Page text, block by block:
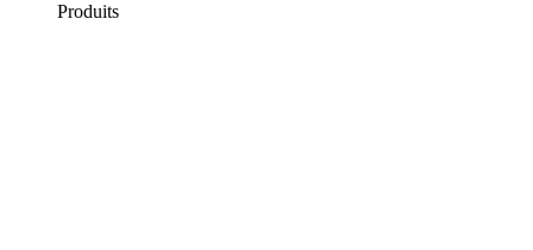
Produits